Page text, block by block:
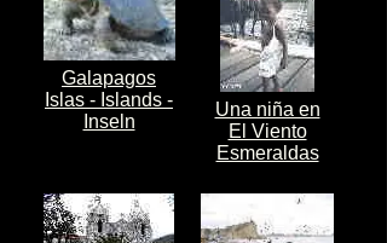
Una niña en
El Viento
Esmeraldas
Galapagos
Islas - Islands -
Inseln